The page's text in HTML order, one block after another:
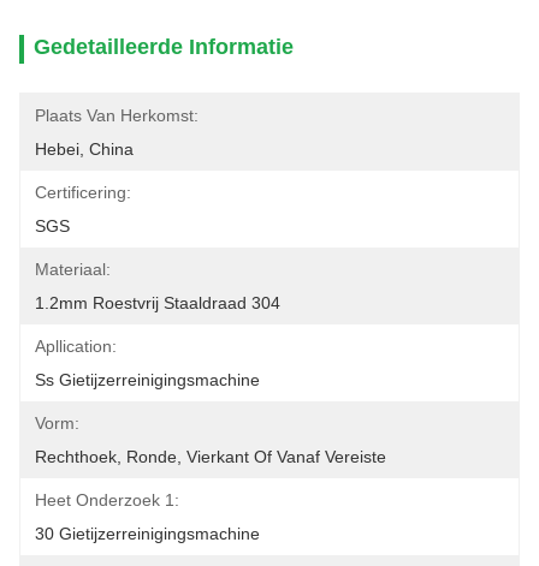
Gedetailleerde Informatie
Plaats Van Herkomst:
Hebei, China
Certificering:
SGS
Materiaal:
1.2mm Roestvrij Staaldraad 304
Apllication:
Ss Gietijzerreinigingsmachine
Vorm:
Rechthoek, Ronde, Vierkant Of Vanaf Vereiste
Heet Onderzoek 1:
30 Gietijzerreinigingsmachine